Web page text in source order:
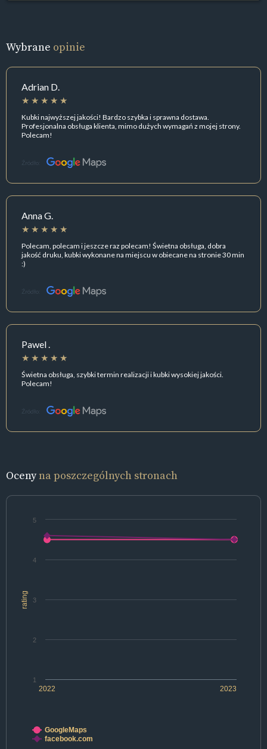
Wybrane opinie
Adrian D.
Kubki najwyższej jakości! Bardzo szybka i sprawna dostawa.
Profesjonalna obsługa klienta, mimo dużych wymagań z mojej strony.
Polecam!
Źródło:
Anna G.
Polecam, polecam i jeszcze raz polecam! Świetna obsługa, dobra
jakość druku, kubki wykonane na miejscu w obiecane na stronie 30 min
:)
Źródło:
Pawel .
Świetna obsługa, szybki termin realizacji i kubki wysokiej jakości.
Polecam!
Źródło:
Ocenyna poszczególnych stronach
rating
2022 2023
1
2
3
4
5
GoogleMaps
facebook.com